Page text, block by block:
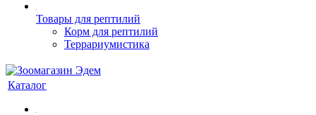
Товары для рептилий
Корм для рептилий
Террариумистика
Каталог